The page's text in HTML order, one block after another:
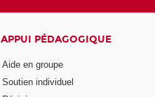
APPUI PÉDAGOGIQUE
Aide en groupe
Soutien individuel